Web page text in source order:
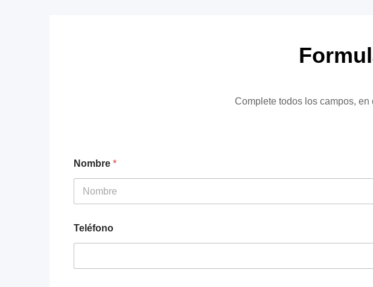
Complete todos los campos,
Nombre *
Teléfono